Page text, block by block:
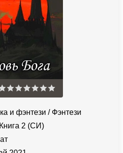
и фэнтези / Фэнтези
2 (СИ)